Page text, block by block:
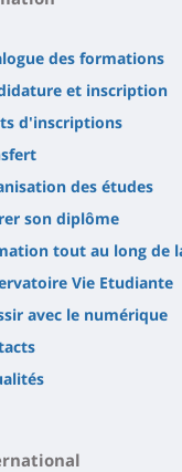
des formations
et inscription
d'inscriptions
des études
son diplôme
tout au long de
Vie Etudiante
avec le numérique